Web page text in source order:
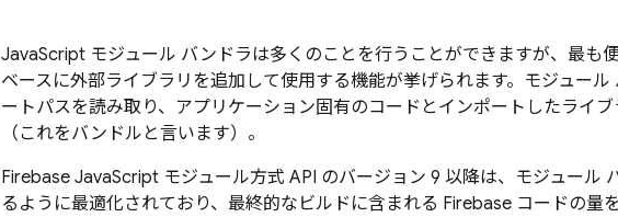
JavaScript モジュール バンドラは多くのことを行うことができますが、最も
ベースに外部ライブラリを追加して使用する機能が挙げられます。モジュー
ートパスを読み取り、アプリケーション固有のコードとインポートしたライ
（これをバンドルと言います）。
Firebase JavaScript モジュール方式 API のバージョン 9 以降は、モジュール
るように最適化されており、最終的なビルドに含まれる Firebase コードの量